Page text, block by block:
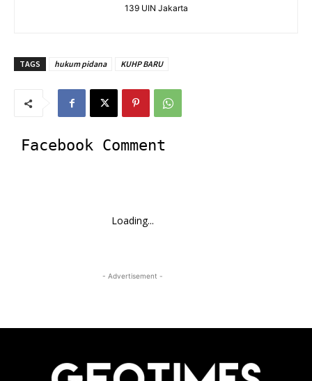
139 UIN Jakarta
TAGS hukum pidana KUHP BARU
Facebook Comment
Loading...
- Advertisement -